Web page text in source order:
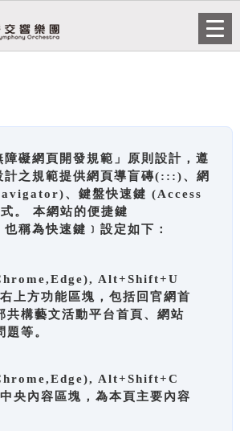
障礙網頁開發規範」原則設計，遵
計之規範提供網頁導盲磚(:::)、網
、鍵盤快速鍵 (Access
。 本網站的便捷鍵
稱為快速鍵﹞設定如下：
Alt+Shift+U
上方功能區塊，包括回官網首
共構藝文活動平台首頁、網站
題等。
Alt+Shift+C
央內容區塊，為本頁主要內容